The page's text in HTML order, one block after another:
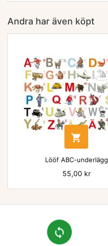
Andra har även köpt

Lööf ABC-underlägg
Pris
55,00 kr
loop